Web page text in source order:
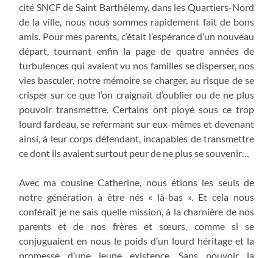
cité SNCF de Saint Barthélemy, dans les Quartiers-Nord
de la ville, nous nous sommes rapidement fait de bons
amis. Pour mes parents, c’était l’espérance d’un nouveau
départ, tournant enfin la page de quatre années de
turbulences qui avaient vu nos familles se disperser, nos
vies basculer, notre mémoire se charger, au risque de se
crisper sur ce que l’on craignait d’oublier ou de ne plus
pouvoir transmettre. Certains ont ployé sous ce trop
lourd fardeau, se refermant sur eux-mêmes et devenant
ainsi, à leur corps défendant, incapables de transmettre
ce dont ils avaient surtout peur de ne plus se souvenir…
Avec ma cousine Catherine, nous étions les seuls de
notre génération à être nés « là-bas ». Et cela nous
conférait je ne sais quelle mission, à la charnière de nos
parents et de nos frères et sœurs, comme si se
conjuguaient en nous le poids d’un lourd héritage et la
promesse d’une jeune existence. Sans pouvoir la